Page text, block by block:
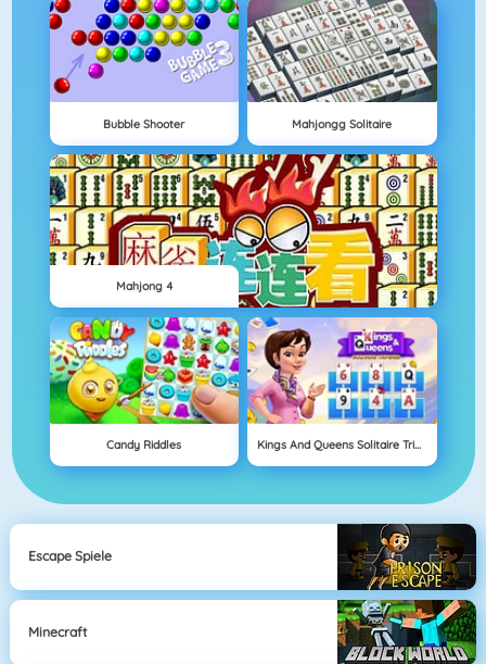
Bubble Shooter Mahjongg Solitaire
Mahjong 4
Candy Riddles Kings And Queens Solitaire Tripeaks
Escape Spiele
Minecraft